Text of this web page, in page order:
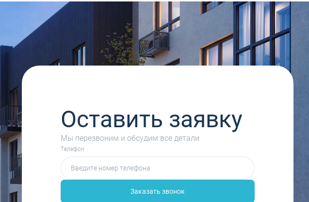
Оставить заявку
Мы перезвоним и обсудим все детали
Tелефон
Заказать звонок